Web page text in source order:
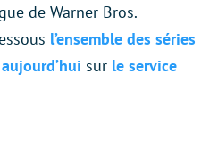
de Warner Bros.
l’ensemble des séries
sur le service